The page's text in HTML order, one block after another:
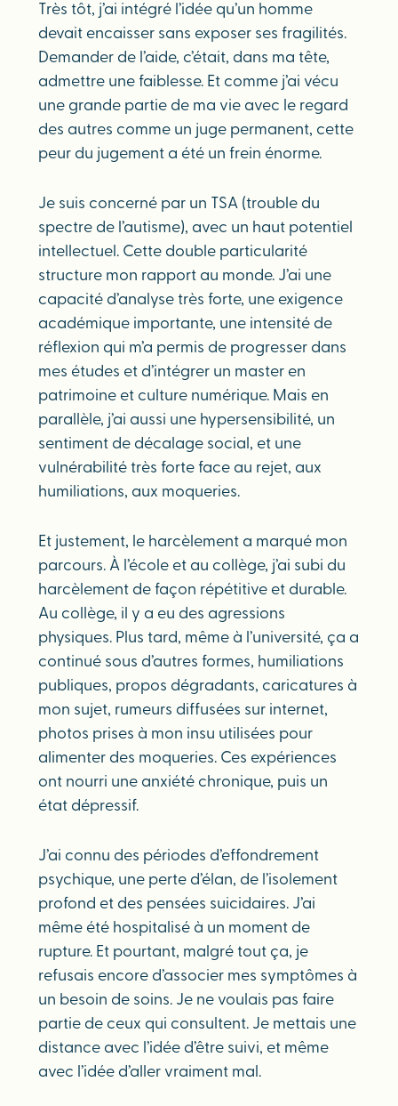
Très tôt, j’ai intégré l’idée qu’un homme
devait encaisser sans exposer ses fragilités.
Demander de l’aide, c’était, dans ma tête,
admettre une faiblesse. Et comme j’ai vécu
une grande partie de ma vie avec le regard
des autres comme un juge permanent, cette
peur du jugement a été un frein énorme.
Je suis concerné par un TSA (trouble du
spectre de l’autisme), avec un haut potentiel
intellectuel. Cette double particularité
structure mon rapport au monde. J’ai une
capacité d’analyse très forte, une exigence
académique importante, une intensité de
réflexion qui m’a permis de progresser dans
mes études et d’intégrer un master en
patrimoine et culture numérique. Mais en
parallèle, j’ai aussi une hypersensibilité, un
sentiment de décalage social, et une
vulnérabilité très forte face au rejet, aux
humiliations, aux moqueries.
Et justement, le harcèlement a marqué mon
parcours. À l’école et au collège, j’ai subi du
harcèlement de façon répétitive et durable.
Au collège, il y a eu des agressions
physiques. Plus tard, même à l’université, ça a
continué sous d’autres formes, humiliations
publiques, propos dégradants, caricatures à
mon sujet, rumeurs diffusées sur internet,
photos prises à mon insu utilisées pour
alimenter des moqueries. Ces expériences
ont nourri une anxiété chronique, puis un
état dépressif.
J’ai connu des périodes d’effondrement
psychique, une perte d’élan, de l’isolement
profond et des pensées suicidaires. J’ai
même été hospitalisé à un moment de
rupture. Et pourtant, malgré tout ça, je
refusais encore d’associer mes symptômes à
un besoin de soins. Je ne voulais pas faire
partie de ceux qui consultent. Je mettais une
distance avec l’idée d’être suivi, et même
avec l’idée d’aller vraiment mal.